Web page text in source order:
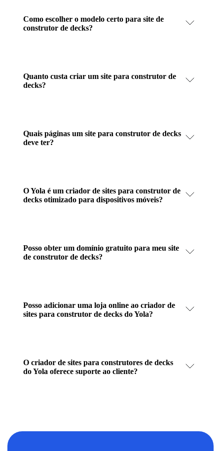
Como escolher o modelo certo para site de
construtor de decks?
Quanto custa criar um site para construtor de
decks?
Quais páginas um site para construtor de decks
deve ter?
O Yola é um criador de sites para construtor de
decks otimizado para dispositivos móveis?
Posso obter um domínio gratuito para meu site
de construtor de decks?
Posso adicionar uma loja online ao criador de
sites para construtor de decks do Yola?
O criador de sites para construtores de decks
do Yola oferece suporte ao cliente?